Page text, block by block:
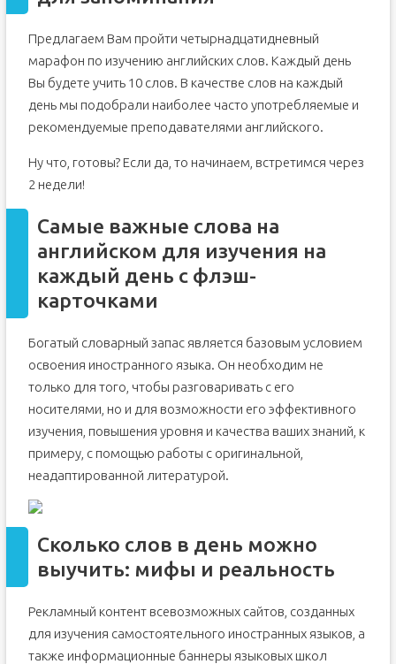
Предлагаем Вам пройти четырнадцатидневный
марафон по изучению английских слов. Каждый день
Вы будете учить 10 слов. В качестве слов на каждый
день мы подобрали наиболее часто употребляемые и
рекомендуемые преподавателями английского.
Ну что, готовы? Если да, то начинаем, встретимся через
2 недели!
Самые важные слова на
английском для изучения на
каждый день с флэш-
карточками
Богатый словарный запас является базовым условием
освоения иностранного языка. Он необходим не
только для того, чтобы разговаривать с его
носителями, но и для возможности его эффективного
изучения, повышения уровня и качества ваших знаний, к
примеру, с помощью работы с оригинальной,
неадаптированной литературой.
Сколько слов в день можно
выучить: мифы и реальность
Рекламный контент всевозможных сайтов, созданных
для изучения самостоятельного иностранных языков, а
также информационные баннеры языковых школ